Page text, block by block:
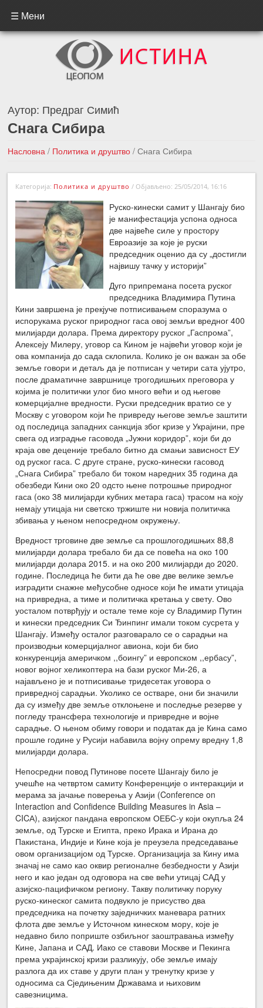
☰ Мени
Аутор: Предраг Симић
Снага Сибира
Насловна / Политика и друштво / Снага Сибира
←Претходна вест
Следећа вест →
Категорија: Политика и друштво / Објављено: 25/05/2014, 16:16
Руско-кинески самит у Шангају био
је манифестација успона односа
две највеће силе у простору
Евроазије за које је руски
председник оценио да су „достигли
највишу тачку у историји”
Дуго припремана посета руског
председника Владимира Путина
Кини завршена је прекјуче потписивањем споразума о
испорукама руског природног гаса овој земљи вредног 400
милијарди долара. Према директору руског „Гаспрома”,
Алексеју Милеру, уговор са Кином је највећи уговор који је
ова компанија до сада склопила. Колико је он важан за обе
земље говори и детаљ да је потписан у четири сата ујутро,
после драматичне завршнице трогодишњих преговора у
којима је политички улог био много већи и од његове
комерцијалне вредности. Руски председник вратио се у
Москву с уговором који ће привреду његове земље заштити
од последица западних санкција због кризе у Украјини, пре
свега од изградње гасовода „Јужни коридор”, који би до
краја ове деценије требало битно да смањи зависност ЕУ
од руског гаса. С друге стране, руско-кинески гасовод
„Снага Сибира” требало би током наредних 35 година да
обезбеди Кини око 20 одсто њене потрошње природног
гаса (око 38 милијарди кубних метара гаса) трасом на коју
немају утицаја ни светско тржиште ни новија политичка
збивања у њеном непосредном окружењу.
Вредност трговине две земље са прошлогодишњих 88,8
милијарди долара требало би да се повећа на око 100
милијарди долара 2015. и на око 200 милијарди до 2020.
године. Последица ће бити да ће ове две велике земље
изградити снажне међусобне односе који ће имати утицаја
на привредна, а тиме и политичка кретања у свету. Ово
уосталом потврђују и остале теме које су Владимир Путин
и кинески председник Си Ђинпинг имали током сусрета у
Шангају. Између осталог разговарало се о сарадњи на
производњи комерцијалног авиона, који би био
конкуренција америчком ,,боингу” и европском ,,ербасу”,
новог војног хеликоптера на бази руског Ми-26, а
најављено је и потписивање тридесетак уговора о
привредној сарадњи. Уколико се остваре, они би значили
да су између две земље отклоњене и последње резерве у
погледу трансфера технологије и привредне и војне
сарадње. О њеном обиму говори и податак да је Кина само
прошле године у Русији набавила војну опрему вредну 1,8
милијарди долара.
Непосредни повод Путинове посете Шангају било је
учешће на четвртом самиту Конференције о интеракцији и
мерама за јачање поверења у Азији (Conference on
Interaction and Confidence Building Measures in Asia –
CICА), азијског пандана европском ОЕБС-у који окупља 24
земље, од Турске и Египта, преко Ирака и Ирана до
Пакистана, Индије и Кине која је преузела председавање
овом организацијом од Турске. Организација за Кину има
значај не само као оквир регионалне безбедности у Азији
него и као један од одговора на све већи утицај САД у
азијско-пацифичком региону. Такву политичку поруку
руско-кинеског самита подвукло је присуство два
председника на почетку заједничких маневара ратних
флота две земље у Источном кинеском мору, које је
недавно било поприште озбиљног заоштравања између
Кине, Јапана и САД. Иако се ставови Москве и Пекинга
према украјинској кризи разликују, обе земље имају
разлога да их ставе у други план у тренутку кризе у
односима са Сједињеним Државама и њиховим
савезницима.